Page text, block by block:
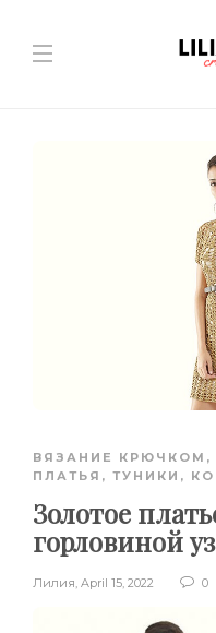
ВЯЗАНИЕ КРЮЧКОМ ,
ПЛАТЬЯ, ТУНИКИ,
Золотое
горловиной
Лилия, April 15, 2022 0